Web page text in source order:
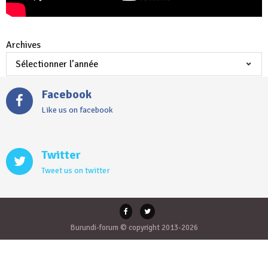
Archives
Facebook
Like us on facebook
Twitter
Tweet us on twitter
Burundi-forum © copyright 2013-2026